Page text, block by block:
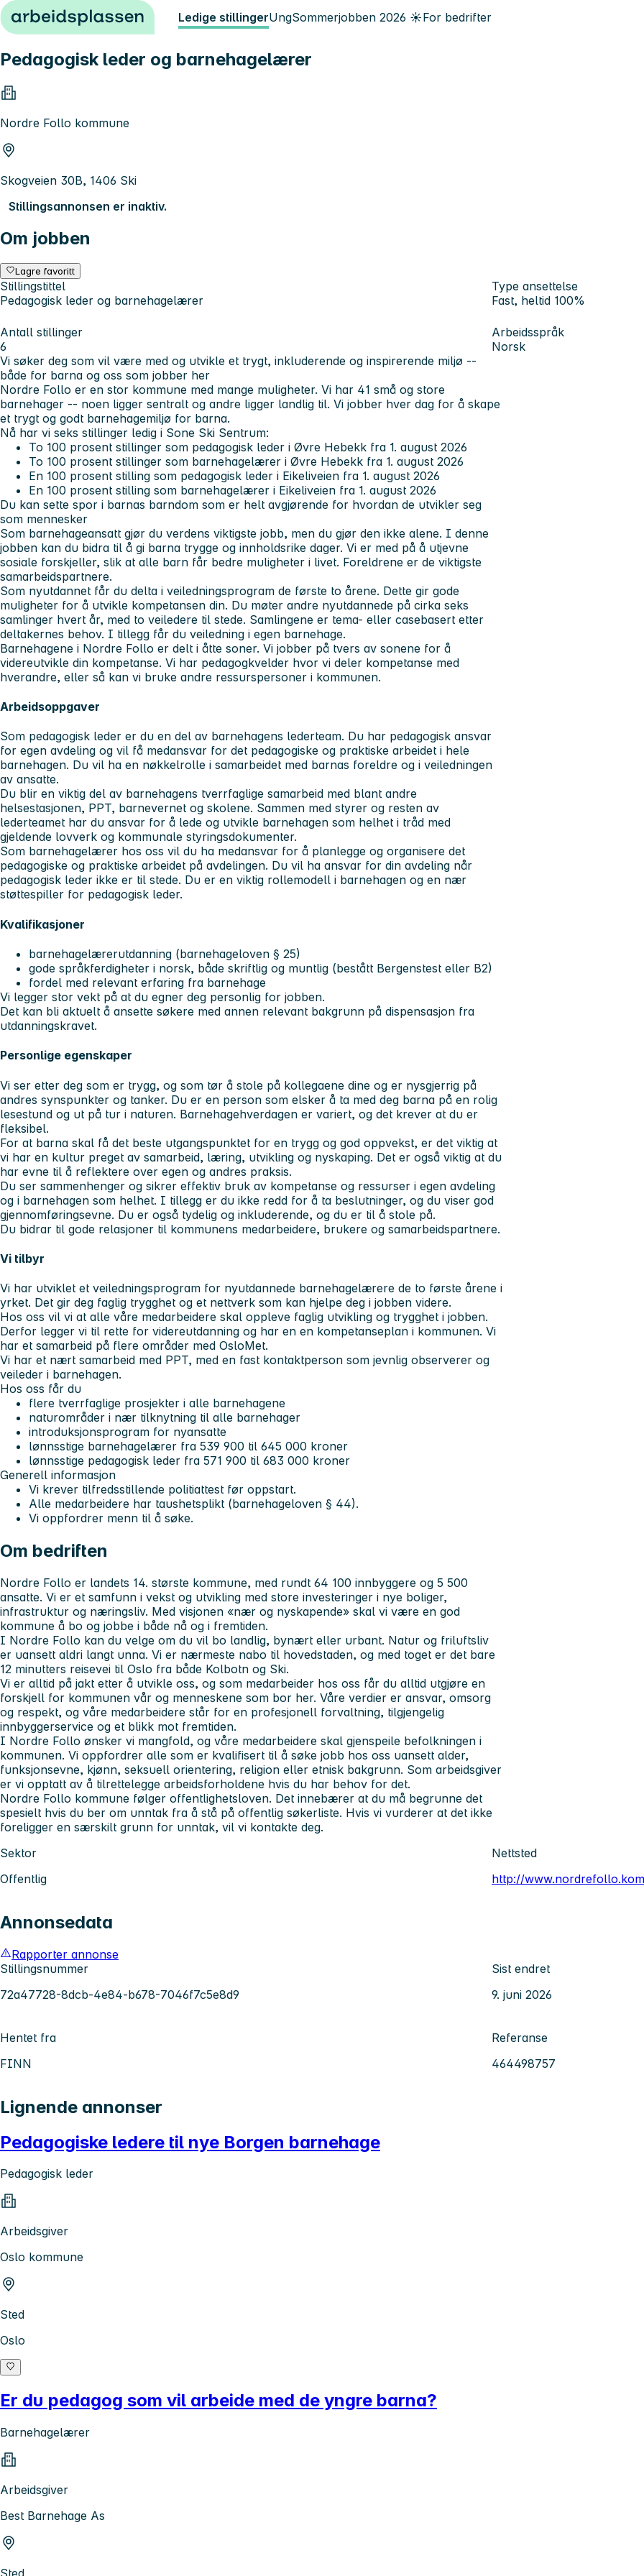
Hopp til innhold Ledige stillingerUngSommerjobben 2026 ☀️For bedrifter
Pedagogisk leder og barnehagelærer
Nordre Follo kommune
Skogveien 30B, 1406 Ski
Stillingsannonsen er inaktiv.
Om jobben
Lagre favoritt
Stillingstittel
Pedagogisk leder og barnehagelærer
Type ansettelse
Fast, heltid 100%
Antall stillinger
6
Arbeidsspråk
Norsk
Vi søker deg som vil være med og utvikle et trygt, inkluderende og inspirerende miljø --
både for barna og oss som jobber her
Nordre Follo er en stor kommune med mange muligheter. Vi har 41 små og store
barnehager -- noen ligger sentralt og andre ligger landlig til. Vi jobber hver dag for å skape
et trygt og godt barnehagemiljø for barna.
Nå har vi seks stillinger ledig i Sone Ski Sentrum:
To 100 prosent stillinger som pedagogisk leder i Øvre Hebekk fra 1. august 2026
To 100 prosent stillinger som barnehagelærer i Øvre Hebekk fra 1. august 2026
En 100 prosent stilling som pedagogisk leder i Eikeliveien fra 1. august 2026
En 100 prosent stilling som barnehagelærer i Eikeliveien fra 1. august 2026
Du kan sette spor i barnas barndom som er helt avgjørende for hvordan de utvikler seg
som mennesker
Som barnehageansatt gjør du verdens viktigste jobb, men du gjør den ikke alene. I denne
jobben kan du bidra til å gi barna trygge og innholdsrike dager. Vi er med på å utjevne
sosiale forskjeller, slik at alle barn får bedre muligheter i livet. Foreldrene er de viktigste
samarbeidspartnere.
Som nyutdannet får du delta i veiledningsprogram de første to årene. Dette gir gode
muligheter for å utvikle kompetansen din. Du møter andre nyutdannede på cirka seks
samlinger hvert år, med to veiledere til stede. Samlingene er tema- eller casebasert etter
deltakernes behov. I tillegg får du veiledning i egen barnehage.
Barnehagene i Nordre Follo er delt i åtte soner. Vi jobber på tvers av sonene for å
videreutvikle din kompetanse. Vi har pedagogkvelder hvor vi deler kompetanse med
hverandre, eller så kan vi bruke andre ressurspersoner i kommunen.
Arbeidsoppgaver
Som pedagogisk leder er du en del av barnehagens lederteam. Du har pedagogisk ansvar
for egen avdeling og vil få medansvar for det pedagogiske og praktiske arbeidet i hele
barnehagen. Du vil ha en nøkkelrolle i samarbeidet med barnas foreldre og i veiledningen
av ansatte.
Du blir en viktig del av barnehagens tverrfaglige samarbeid med blant andre
helsestasjonen, PPT, barnevernet og skolene. Sammen med styrer og resten av
lederteamet har du ansvar for å lede og utvikle barnehagen som helhet i tråd med
gjeldende lovverk og kommunale styringsdokumenter.
Som barnehagelærer hos oss vil du ha medansvar for å planlegge og organisere det
pedagogiske og praktiske arbeidet på avdelingen. Du vil ha ansvar for din avdeling når
pedagogisk leder ikke er til stede. Du er en viktig rollemodell i barnehagen og en nær
støttespiller for pedagogisk leder.
Kvalifikasjoner
barnehagelærerutdanning (barnehageloven § 25)
gode språkferdigheter i norsk, både skriftlig og muntlig (bestått Bergenstest eller B2)
fordel med relevant erfaring fra barnehage
Vi legger stor vekt på at du egner deg personlig for jobben.
Det kan bli aktuelt å ansette søkere med annen relevant bakgrunn på dispensasjon fra
utdanningskravet.
Personlige egenskaper
Vi ser etter deg som er trygg, og som tør å stole på kollegaene dine og er nysgjerrig på
andres synspunkter og tanker. Du er en person som elsker å ta med deg barna på en rolig
lesestund og ut på tur i naturen. Barnehagehverdagen er variert, og det krever at du er
fleksibel.
For at barna skal få det beste utgangspunktet for en trygg og god oppvekst, er det viktig at
vi har en kultur preget av samarbeid, læring, utvikling og nyskaping. Det er også viktig at du
har evne til å reflektere over egen og andres praksis.
Du ser sammenhenger og sikrer effektiv bruk av kompetanse og ressurser i egen avdeling
og i barnehagen som helhet. I tillegg er du ikke redd for å ta beslutninger, og du viser god
gjennomføringsevne. Du er også tydelig og inkluderende, og du er til å stole på.
Du bidrar til gode relasjoner til kommunens medarbeidere, brukere og samarbeidspartnere.
Vi tilbyr
Vi har utviklet et veiledningsprogram for nyutdannede barnehagelærere de to første årene i
yrket. Det gir deg faglig trygghet og et nettverk som kan hjelpe deg i jobben videre.
Hos oss vil vi at alle våre medarbeidere skal oppleve faglig utvikling og trygghet i jobben.
Derfor legger vi til rette for videreutdanning og har en en kompetanseplan i kommunen. Vi
har et samarbeid på flere områder med OsloMet.
Vi har et nært samarbeid med PPT, med en fast kontaktperson som jevnlig observerer og
veileder i barnehagen.
Hos oss får du
flere tverrfaglige prosjekter i alle barnehagene
naturområder i nær tilknytning til alle barnehager
introduksjonsprogram for nyansatte
lønnsstige barnehagelærer fra 539 900 til 645 000 kroner
lønnsstige pedagogisk leder fra 571 900 til 683 000 kroner
Generell informasjon
Vi krever tilfredsstillende politiattest før oppstart.
Alle medarbeidere har taushetsplikt (barnehageloven § 44).
Vi oppfordrer menn til å søke.
Om bedriften
Nordre Follo er landets 14. største kommune, med rundt 64 100 innbyggere og 5 500
ansatte. Vi er et samfunn i vekst og utvikling med store investeringer i nye boliger,
infrastruktur og næringsliv. Med visjonen «nær og nyskapende» skal vi være en god
kommune å bo og jobbe i både nå og i fremtiden.
I Nordre Follo kan du velge om du vil bo landlig, bynært eller urbant. Natur og friluftsliv
er uansett aldri langt unna. Vi er nærmeste nabo til hovedstaden, og med toget er det bare
12 minutters reisevei til Oslo fra både Kolbotn og Ski.
Vi er alltid på jakt etter å utvikle oss, og som medarbeider hos oss får du alltid utgjøre en
forskjell for kommunen vår og menneskene som bor her. Våre verdier er ansvar, omsorg
og respekt, og våre medarbeidere står for en profesjonell forvaltning, tilgjengelig
innbyggerservice og et blikk mot fremtiden.
I Nordre Follo ønsker vi mangfold, og våre medarbeidere skal gjenspeile befolkningen i
kommunen. Vi oppfordrer alle som er kvalifisert til å søke jobb hos oss uansett alder,
funksjonsevne, kjønn, seksuell orientering, religion eller etnisk bakgrunn. Som arbeidsgiver
er vi opptatt av å tilrettelegge arbeidsforholdene hvis du har behov for det.
Nordre Follo kommune følger offentlighetsloven. Det innebærer at du må begrunne det
spesielt hvis du ber om unntak fra å stå på offentlig søkerliste. Hvis vi vurderer at det ikke
foreligger en særskilt grunn for unntak, vil vi kontakte deg.
Sektor
Offentlig
Nettsted
http://
Annonsedata
Rapporter annonse
Stillingsnummer
72a47728-8dcb-4e84-b678-7046f7c5e8d9
Sist endret
9. juni 2026
Hentet fra
FINN
Referanse
464498757
Lignende annonser
Pedagogiske ledere til nye Borgen barnehage
Pedagogisk leder
Arbeidsgiver
Oslo kommune
Sted
Oslo
Er du pedagog som vil arbeide med de yngre barna?
Barnehagelærer
Arbeidsgiver
Best Barnehage As
Sted